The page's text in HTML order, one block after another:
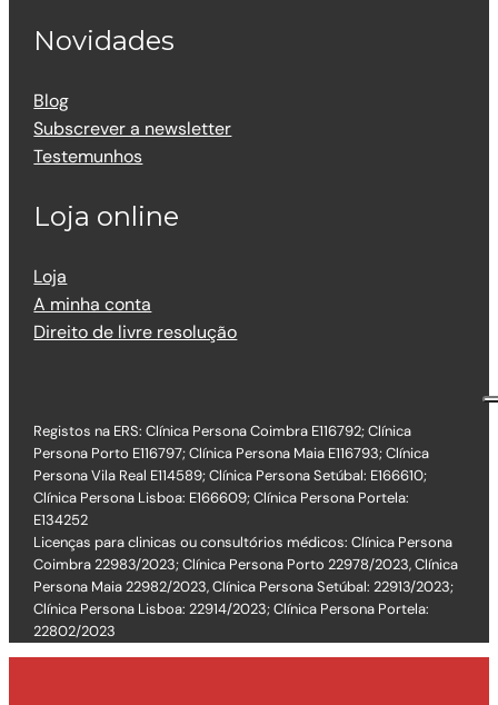
Novidades
Blog
Subscrever a newsletter
Testemunhos
Loja online
Loja
A minha conta
Direito de livre resolução
Registos na ERS: Clínica Persona Coimbra E116792; Clínica
Persona Porto E116797; Clínica Persona Maia E116793; Clínica
Persona Vila Real E114589; Clínica Persona Setúbal: E166610;
Clínica Persona Lisboa: E166609; Clínica Persona Portela:
E134252
Licenças para clinicas ou consultórios médicos: Clínica Persona
Coimbra 22983/2023; Clínica Persona Porto 22978/2023, Clínica
Persona Maia 22982/2023, Clínica Persona Setúbal: 22913/2023;
Clínica Persona Lisboa: 22914/2023; Clínica Persona Portela:
22802/2023